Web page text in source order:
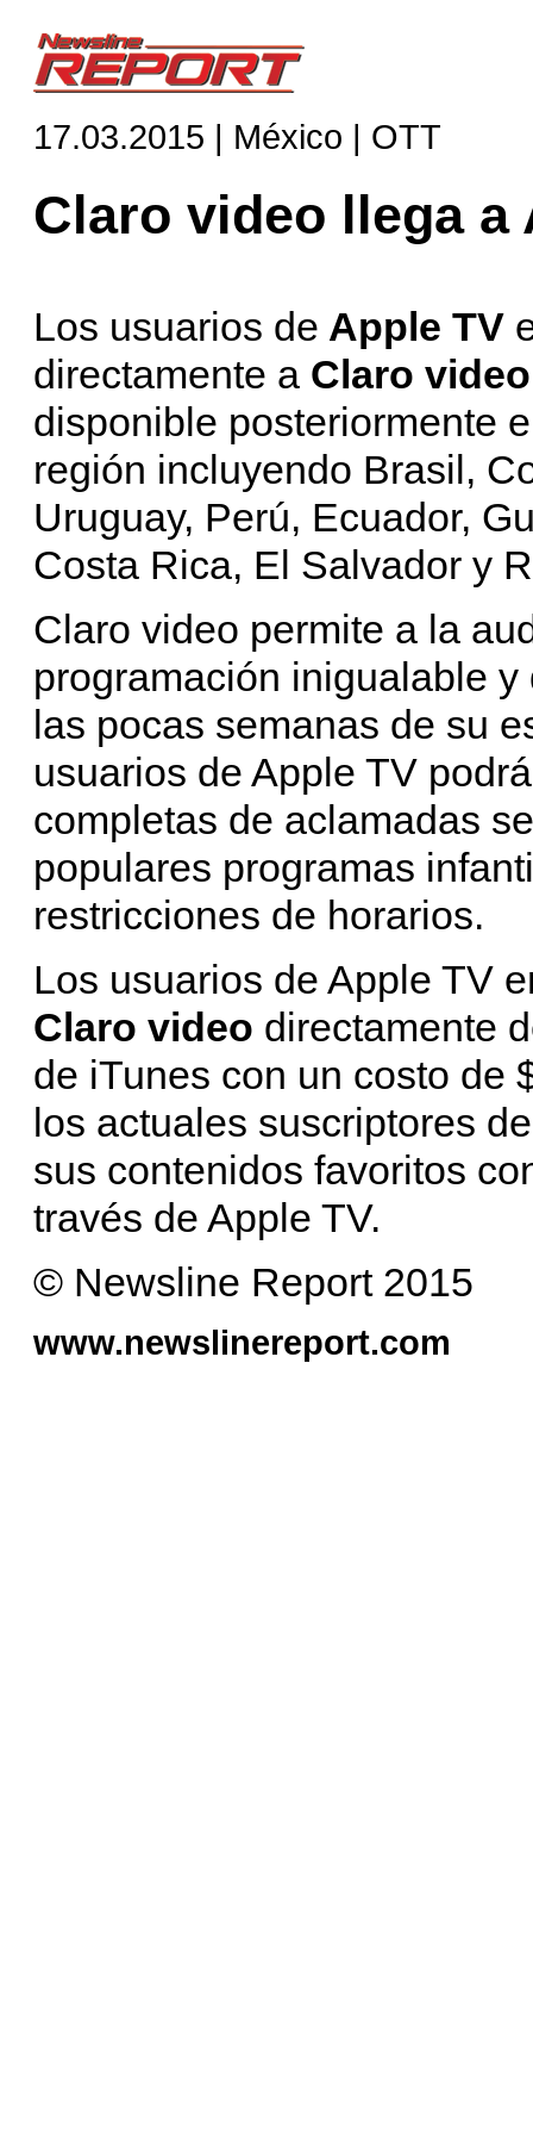
17.03.2015 | México | OTT
Claro video llega a
Los usuarios de Apple TV
directamente a Claro video
disponible posteriormente
región incluyendo Brasil,
Uruguay, Perú, Ecuador,
Costa Rica, El Salvador y
Claro video permite a la
programación inigualable
las pocas semanas de su
usuarios de Apple TV
completas de aclamadas
populares programas
restricciones de horarios.
Los usuarios de Apple TV
Claro video directamente
de iTunes con un costo de
los actuales suscriptores
sus contenidos favoritos
través de Apple TV.
© Newsline Report 2015
www.newslinereport.com